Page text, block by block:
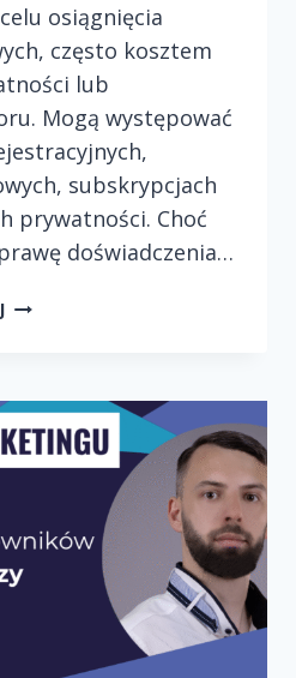
osiągnięcia
często kosztem
lub
Mogą występować
subskrypcjach
prywatności. Choć
doświadczenia…
DARK
–
GDZIE
KOŃCZY
PROJEKTOWANIE,
A
ZACZYNA
MANIPULACJA?